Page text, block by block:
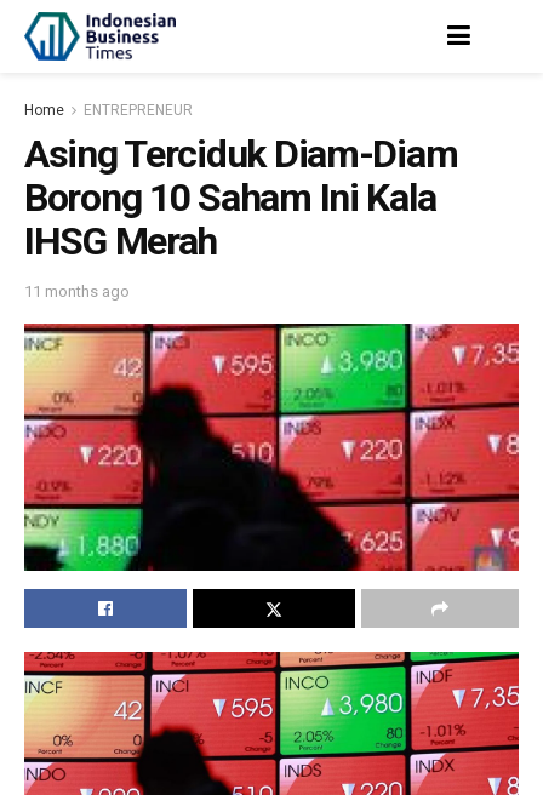
Home ENTREPRENEUR
Asing Terciduk Diam-Diam
Borong 10 Saham Ini Kala
IHSG Merah
11 months ago